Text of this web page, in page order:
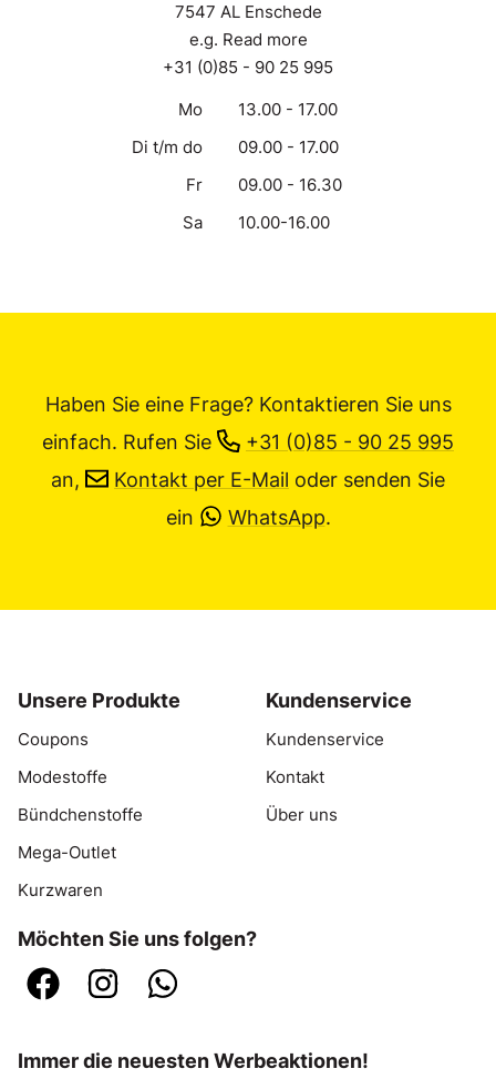
7547 AL Enschede
e.g. Read more
+31 (0)85 - 90 25 995
Mo
13.00 - 17.00
Di t/m do
09.00 - 17.00
Fr
09.00 - 16.30
Sa
10.00-16.00
Haben Sie eine Frage? Kontaktieren Sie uns
einfach. Rufen Sie
+31 (0)85 - 90 25 995
an,
Kontakt per E-Mail oder senden Sie
ein
WhatsApp.
Unsere Produkte
Coupons
Modestoffe
Bündchenstoffe
Mega-Outlet
Kurzwaren
Kundenservice
Kundenservice
Kontakt
Über uns
Möchten Sie uns folgen?
Immer die neuesten Werbeaktionen!